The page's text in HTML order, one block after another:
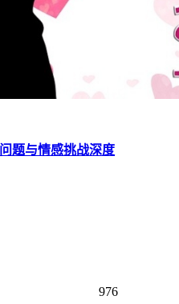
题与情感挑战深度
976